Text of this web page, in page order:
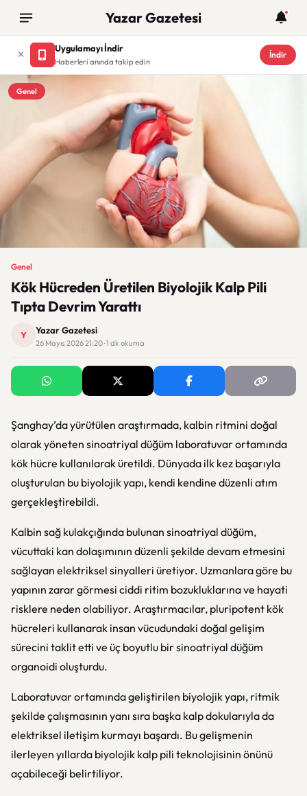
Yazar Gazetesi
Uygulamayı İndir
Haberleri anında takip edin
İndir
Genel
Genel
Kök Hücreden Üretilen Biyolojik Kalp Pili
Tıpta Devrim Yarattı
Y Yazar Gazetesi
26 Mayıs 2026 21:20 · 1 dk okuma
Şanghay’da yürütülen araştırmada, kalbin ritmini doğal
olarak yöneten sinoatriyal düğüm laboratuvar ortamında
kök hücre kullanılarak üretildi. Dünyada ilk kez başarıyla
oluşturulan bu biyolojik yapı, kendi kendine düzenli atım
gerçekleştirebildi.
Kalbin sağ kulakçığında bulunan sinoatriyal düğüm,
vücuttaki kan dolaşımının düzenli şekilde devam etmesini
sağlayan elektriksel sinyalleri üretiyor. Uzmanlara göre bu
yapının zarar görmesi ciddi ritim bozukluklarına ve hayati
risklere neden olabiliyor. Araştırmacılar, pluripotent kök
hücreleri kullanarak insan vücudundaki doğal gelişim
sürecini taklit etti ve üç boyutlu bir sinoatriyal düğüm
organoidi oluşturdu.
Laboratuvar ortamında geliştirilen biyolojik yapı, ritmik
şekilde çalışmasının yanı sıra başka kalp dokularıyla da
elektriksel iletişim kurmayı başardı. Bu gelişmenin
ilerleyen yıllarda biyolojik kalp pili teknolojisinin önünü
açabileceği belirtiliyor.